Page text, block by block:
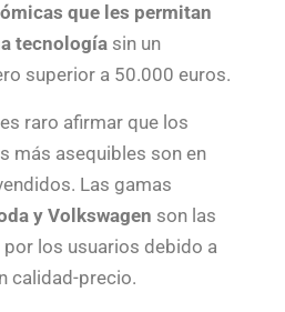
que les permitan
tecnología sin un
superior a 50.000 euros.
raro afirmar que los
más asequibles son en
Las gamas
y Volkswagen son las
los usuarios debido a
calidad-precio.